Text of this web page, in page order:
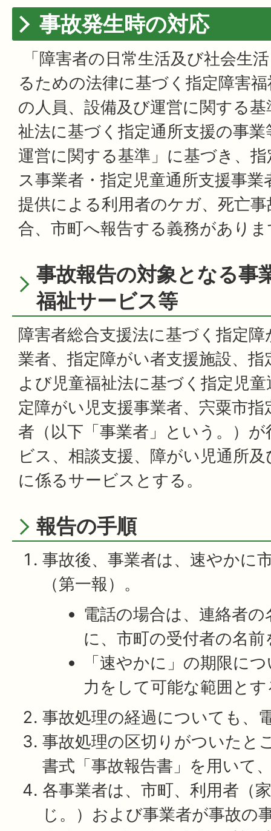
事故発生時の対応
「障害者の日常生活及び社会生
るための法律に基づく指定障害
の人員、設備及び運営に関する
祉法に基づく指定通所支援の事
運営に関する基準」に基づき、
ス事業者・指定児童通所支援事
提供による利用者のケガ、死亡
合、市町へ報告する義務があり
事故報告の対象となる事
福祉サービス等
障害者総合支援法に基づく指定
業者、指定障がい者支援施設、
よび児童福祉法に基づく指定児
定障がい児支援事業者、宍粟市
者（以下「事業者」という。）
ビス、相談支援、障がい児通所
に係るサービスとする。
報告の手順
事故後、事業者は、速やかに
（第一報）。
電話の場合は、連絡者
に、市町の受付者の名
「速やかに」の期限に
力をして可能な範囲と
事故処理の経過についても、
事故処理の区切りがついたと
書式「事故報告書」を用いて
各事業者は、市町、利用者（
じ。）および事業者が事故の